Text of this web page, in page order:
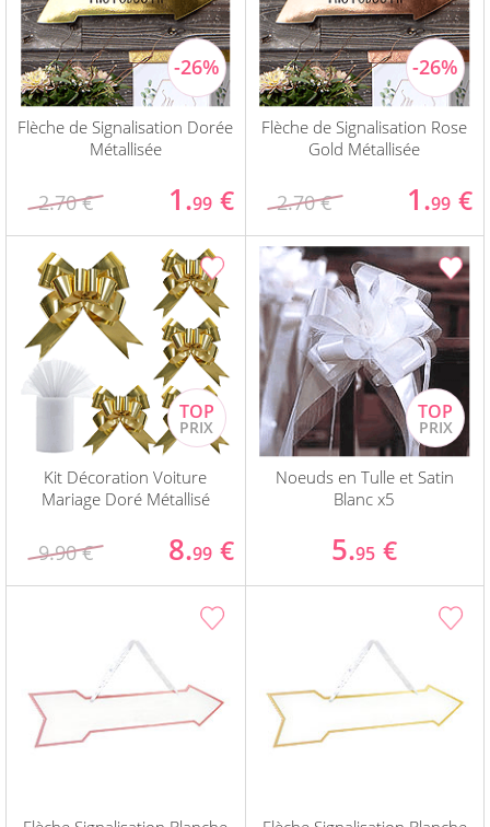
Flèche de Signalisation Dorée
Métallisée
2.70 € 1.99 €
Flèche de Signalisation Rose
Gold Métallisée
2.70 € 1.99 €
Kit Décoration Voiture
Mariage Doré Métallisé
9.90 € 8.99 €
Noeuds en Tulle et Satin
Blanc x5
5.95 €